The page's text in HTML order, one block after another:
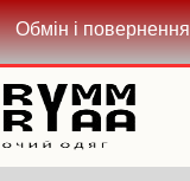
Обмін і повернення